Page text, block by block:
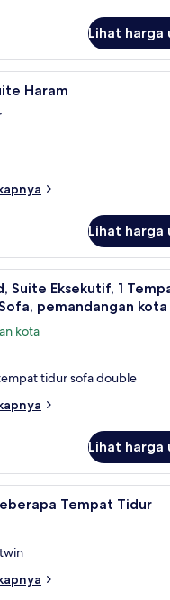
Lihat harga
Seprai
Haram
Lihat harga
Seprai
Suite Eksekutif, 1
pemandangan kota
kota
tidur sofa double
Lihat harga
Seprai
Tempat Tidur